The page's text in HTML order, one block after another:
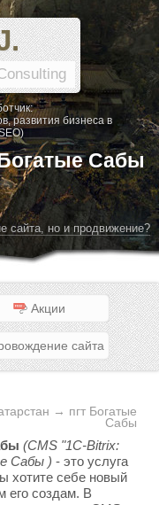
развития бизнеса в
Сабы
сайта, но и продвижение?
Акции
сайта
→ пгт Богатые
Сабы
(CMS "1C-Bitrix:
Сабы ) - это услуга
хотите себе новый
его создам. В